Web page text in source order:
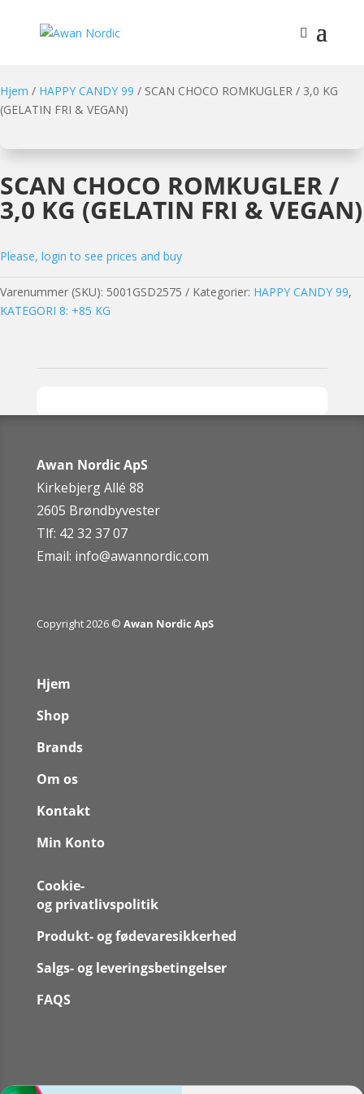
Hjem / HAPPY CANDY 99 / SCAN CHOCO ROMKUGLER / 3,0 KG
(GELATIN FRI & VEGAN)
SCAN CHOCO ROMKUGLER /
3,0 KG (GELATIN FRI & VEGAN)
Please, login to see prices and buy
Varenummer (SKU): 5001GSD2575 Kategorier: HAPPY CANDY 99,
KATEGORI 8: +85 KG
Awan Nordic ApS
Kirkebjerg Allé 88
2605 Brøndbyvester
Tlf: 42 32 37 07
Email: info@awannordic.com
Copyright 2026 © Awan Nordic ApS
Hjem
Shop
Brands
Om os
Kontakt
Min Konto
Cookie-
og privatlivspolitik
Produkt- og fødevaresikkerhed
Salgs- og leveringsbetingelser
FAQS